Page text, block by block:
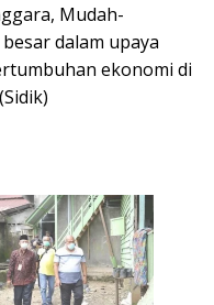
Mudah-
dalam upaya
ekonomi di